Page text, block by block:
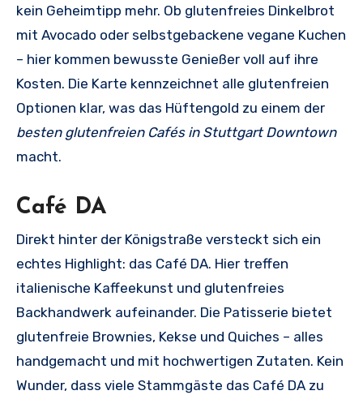
kein Geheimtipp mehr. Ob glutenfreies Dinkelbrot
mit Avocado oder selbstgebackene vegane Kuchen
– hier kommen bewusste Genießer voll auf ihre
Kosten. Die Karte kennzeichnet alle glutenfreien
Optionen klar, was das Hüftengold zu einem der
besten glutenfreien Cafés in Stuttgart Downtown
macht.
Café DA
Direkt hinter der Königstraße versteckt sich ein
echtes Highlight: das Café DA. Hier treffen
italienische Kaffeekunst und glutenfreies
Backhandwerk aufeinander. Die Patisserie bietet
glutenfreie Brownies, Kekse und Quiches – alles
handgemacht und mit hochwertigen Zutaten. Kein
Wunder, dass viele Stammgäste das Café DA zu